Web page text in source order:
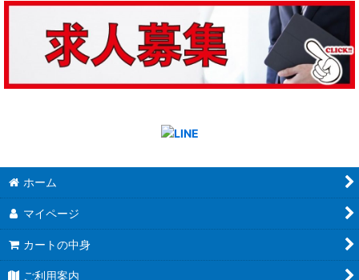
ホーム
マイページ
カートの中身
ご利用案内